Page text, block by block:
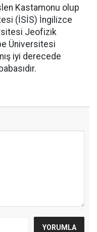
Kastamonu olup
(İSİS) İngilizce
Jeofizik
Üniversitesi
iyi derecede